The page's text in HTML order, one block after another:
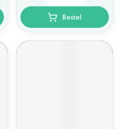
Bestel